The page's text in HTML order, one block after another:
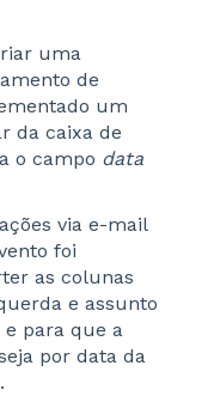
uma
de
um
da caixa de
o campo data
via e-mail
foi
as colunas
e assunto
para que a
por data da